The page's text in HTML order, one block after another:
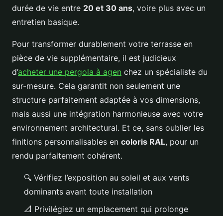
durée de vie entre 20 et 30 ans, voire plus avec un
entretien basique.
Pour transformer durablement votre terrasse en
pièce de vie supplémentaire, il est judicieux
d’acheter une pergola à agen chez un spécialiste du
sur-mesure. Cela garantit non seulement une
structure parfaitement adaptée à vos dimensions,
mais aussi une intégration harmonieuse avec votre
environnement architectural. Et ce, sans oublier les
finitions personnalisables en coloris RAL, pour un
rendu parfaitement cohérent.
🔍 Vérifiez l’exposition au soleil et aux vents
dominants avant toute installation
📐 Privilégiez un emplacement qui prolonge